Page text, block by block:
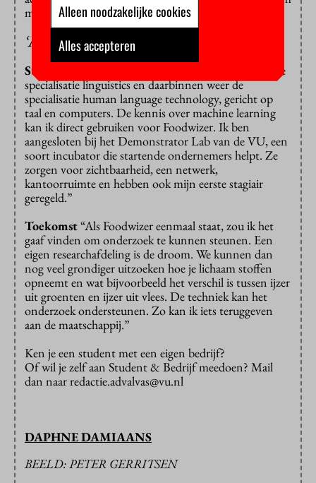
met een investeerder in zee te gaan?”
‘Mijn droom is een eigen researchafdeling’
Studie
“Bij mijn researchmaster humanities volg ik de
specialisatie linguistics en daarbinnen weer de
specialisatie human language technology, gericht op
taal en computers. De kennis over machine learning
kan ik direct gebruiken voor Foodwizer. Ik ben
aangesloten bij het Demonstrator Lab van de VU, een
soort incubator die startende ondernemers helpt. Ze
zorgen voor zichtbaarheid, een netwerk,
kantoorruimte en hebben ook mijn eerste stagiair
geregeld.”
Toekomst“Als Foodwizer eenmaal staat, zou ik het
gaaf vinden om onderzoek te kunnen steunen. Een
eigen researchafdeling is de droom. We kunnen dan
nog veel grondiger uitzoeken hoe je lichaam stoffen
opneemt en wat bijvoorbeeld het verschil is tussen ijzer
uit groenten en ijzer uit vlees. De techniek kan het
onderzoek ondersteunen. Zo kan ik iets teruggeven
aan de maatschappij.”
Ken je een student met een eigen bedrijf?
Of wil je zelf aan Student & Bedrijf meedoen? Mail
dan naar redactie.advalvas@vu.nl
DAPHNE DAMIAANS
BEELD: PETER GERRITSEN
Alleen noodzakelijke cookies
Alles accepteren